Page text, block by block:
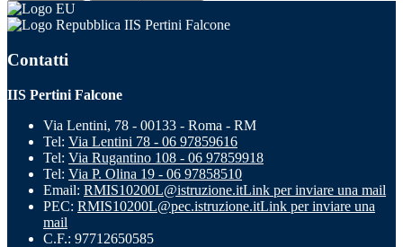
IIS Pertini Falcone
Contatti
IIS Pertini Falcone
Via Lentini, 78 - 00133 - Roma - RM
Tel: Via Lentini 78 - 06 97859616
Tel: Via Rugantino 108 - 06 97859918
Tel: Via P. Olina 19 - 06 97858510
Email: RMIS10200L@istruzione.itLink per inviare una mail
PEC: RMIS10200L@pec.istruzione.itLink per inviare una
mail
C.F.: 97712650585